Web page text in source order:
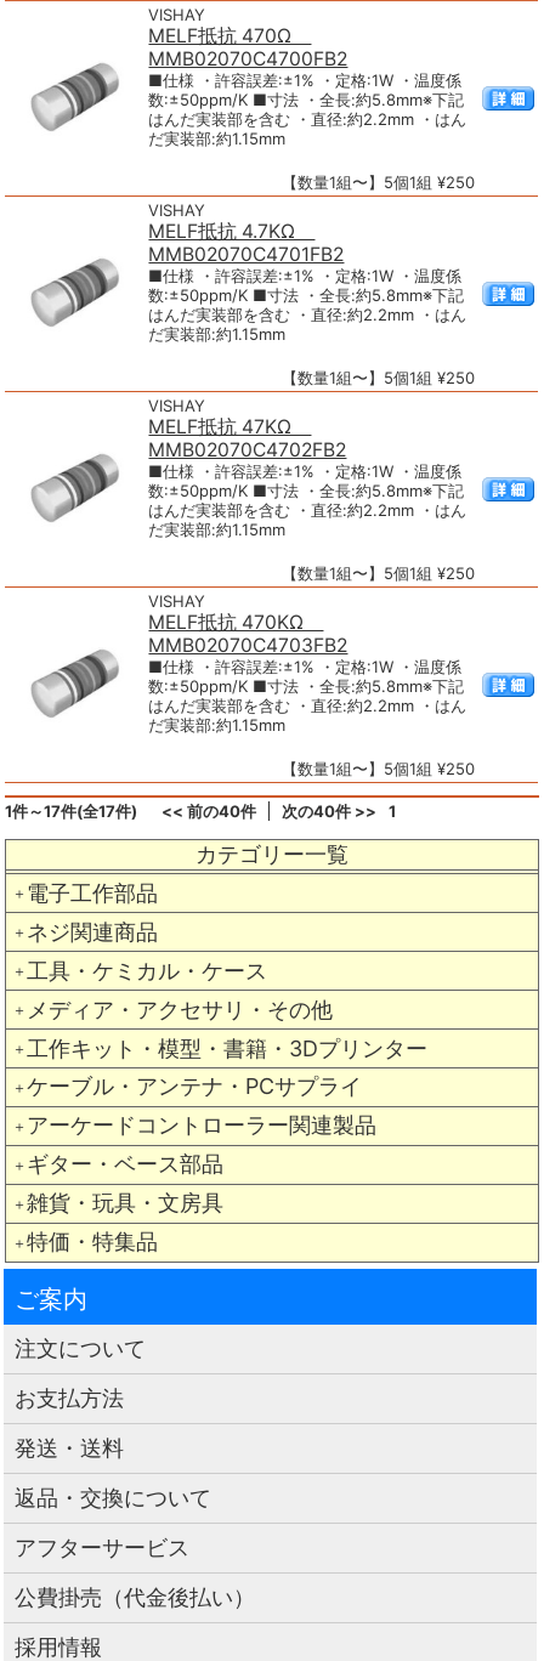
カテゴリー一覧
＋ 電子工作部品
＋ ネジ関連商品
＋ 工具・ケミカル・ケース
＋ メディア・アクセサリ・その他
＋ 工作キット・模型・書籍・3Dプリンター
＋ ケーブル・アンテナ・PCサプライ
＋ アーケードコントローラー関連製品
＋ ギター・ベース部品
＋ 雑貨・玩具・文房具
＋ 特価・特集品
VISHAY
MELF抵抗 470Ω
MMB02070C4700FB2
■仕様 ・許容誤差:±1% ・定格:1W ・温度係
数:±50ppm/K ■寸法 ・全長:約5.8mm※下記
はんだ実装部を含む ・直径:約2.2mm ・はん
だ実装部:約1.15mm
【数量1組〜】5個1組 ¥250
VISHAY
MELF抵抗 4.7KΩ
MMB02070C4701FB2
■仕様 ・許容誤差:±1% ・定格:1W ・温度係
数:±50ppm/K ■寸法 ・全長:約5.8mm※下記
はんだ実装部を含む ・直径:約2.2mm ・はん
だ実装部:約1.15mm
【数量1組〜】5個1組 ¥250
VISHAY
MELF抵抗 47KΩ
MMB02070C4702FB2
■仕様 ・許容誤差:±1% ・定格:1W ・温度係
数:±50ppm/K ■寸法 ・全長:約5.8mm※下記
はんだ実装部を含む ・直径:約2.2mm ・はん
だ実装部:約1.15mm
【数量1組〜】5個1組 ¥250
VISHAY
MELF抵抗 470KΩ
MMB02070C4703FB2
■仕様 ・許容誤差:±1% ・定格:1W ・温度係
数:±50ppm/K ■寸法 ・全長:約5.8mm※下記
はんだ実装部を含む ・直径:約2.2mm ・はん
だ実装部:約1.15mm
【数量1組〜】5個1組 ¥250
1件～17件(全17件) << 前の40件 次の40件 >> 1
ご案内
注文について
お支払方法
発送・送料
返品・交換について
アフターサービス
公費掛売（代金後払い）
採用情報